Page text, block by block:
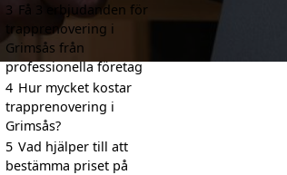
3 Få 3 erbjudanden för
trapprenovering i
Grimsås från
professionella företag
4 Hur mycket kostar
trapprenovering i
Grimsås?
5 Vad hjälper till att
bestämma priset på